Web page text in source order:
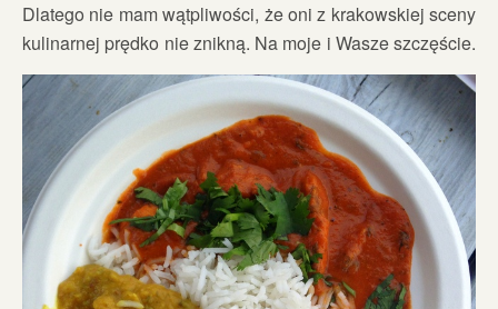
Dlatego nie mam wątpliwości, że oni z krakowskiej sceny
kulinarnej prędko nie znikną. Na moje i Wasze szczęście.